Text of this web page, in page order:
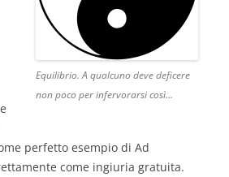
Equilibrio. A qualcuno deve deficere
non poco per infervorarsi così...
perfetto esempio di Ad
come ingiuria gratuita.